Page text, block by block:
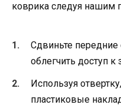
коврика следуя нашим
Сдвиньте
облегчить доступ к
Используя
пластиковые